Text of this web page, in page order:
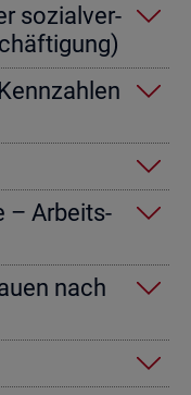
so­zi­al­ver­
– Ar­beits­
nach